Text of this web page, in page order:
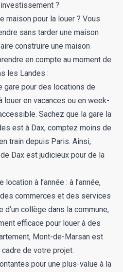
?
maison pour la louer ? Vous
sans tarder une maison
construire une maison
en compte au moment de
les Landes :
gare pour des locations de
louer en vacances ou en week-
Sachez que la gare la
est à Dax, comptez moins de
train depuis Paris. Ainsi,
Dax est judicieux pour de la
à l’année : à l’année,
commerces et des services
collège dans la commune,
efficace pour louer à des
Mont-de-Marsan est
de votre projet.
pour une plus-value à la